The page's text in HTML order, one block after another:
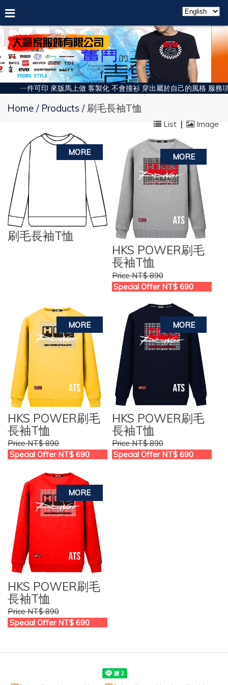
ㄧ件可印 來版馬上做 客製化 不會撞衫 穿出屬於自己的風格 服務
Home Products 刷毛長袖T恤
List | Image
刷毛長袖T恤
HKS POWER刷毛
長袖T恤
Price NT$ 890
Special Offer NT$ 690
HKS POWER刷毛
長袖T恤
Price NT$ 890
Special Offer NT$ 690
HKS POWER刷毛
長袖T恤
Price NT$ 890
Special Offer NT$ 690
HKS POWER刷毛
長袖T恤
Price NT$ 890
Special Offer NT$ 690